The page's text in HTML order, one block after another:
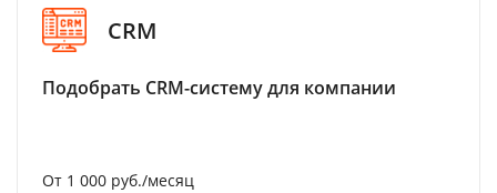
CRM
Подобрать CRM-систему для компании
От 1 000 руб./месяц